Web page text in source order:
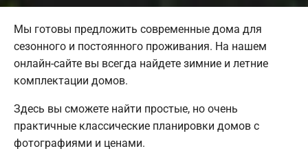
Мы готовы предложить современные дома для
сезонного и постоянного проживания. На нашем
онлайн-сайте вы всегда найдете зимние и летние
комплектации домов.
Здесь вы сможете найти простые, но очень
практичные классические планировки домов с
фотографиями и ценами.